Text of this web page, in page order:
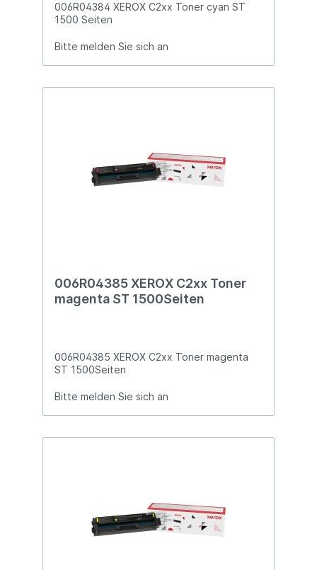
006R04384 XEROX C2xx Toner cyan ST
1500 Seiten
Bitte melden Sie sich an
006R04385 XEROX C2xx Toner
magenta ST 1500Seiten
006R04385 XEROX C2xx Toner magenta
ST 1500Seiten
Bitte melden Sie sich an